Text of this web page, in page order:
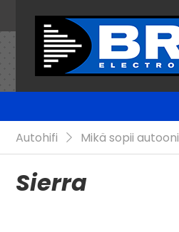
Autohifi
Mikä sopii autooni
Sierra